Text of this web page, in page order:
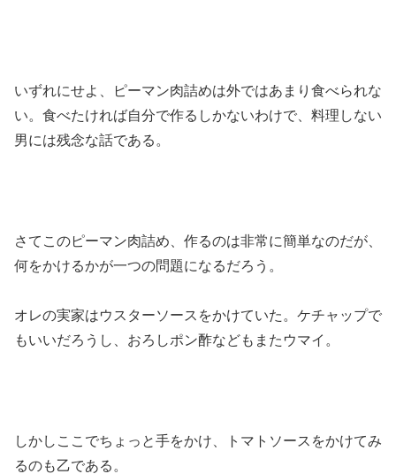
いずれにせよ、ピーマン肉詰めは外ではあまり食べられな
い。食べたければ自分で作るしかないわけで、料理しない
男には残念な話である。
さてこのピーマン肉詰め、作るのは非常に簡単なのだが、
何をかけるかが一つの問題になるだろう。
オレの実家はウスターソースをかけていた。ケチャップで
もいいだろうし、おろしポン酢などもまたウマイ。
しかしここでちょっと手をかけ、トマトソースをかけてみ
るのも乙である。